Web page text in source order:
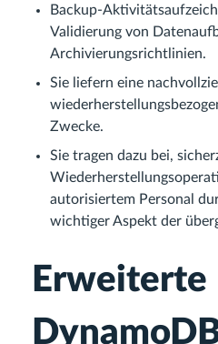
Backup-
Validierung von
Archivierungsrichtlinien.
Sie liefern eine
Zwecke.
Sie tragen dazu bei,
autorisiertem Personal
wichtiger Aspekt der
Erweiterte